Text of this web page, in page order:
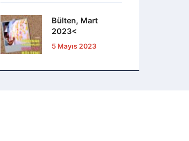
Bülten, Mart
2023<
5 Mayıs 2023